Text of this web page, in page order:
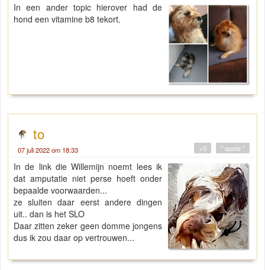
In een ander topic hierover had de
hond een vitamine b8 tekort.
to
07 juli 2022 om 18:33 " quote "
+0
In de link die Willemijn noemt lees ik
dat amputatie niet perse hoeft onder
bepaalde voorwaarden...
ze sluiten daar eerst andere dingen
uit.. dan is het SLO
Daar zitten zeker geen domme jongens
dus ik zou daar op vertrouwen...